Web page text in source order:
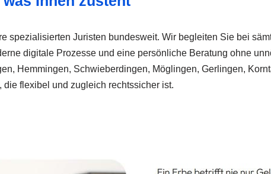
spezialisierten Juristen bundesweit. Wir begleiten Sie bei
digitale Prozesse und eine persönliche Beratung ohne
Hemmingen, Schwieberdingen, Möglingen, Gerlingen,
flexibel und zugleich rechtssicher ist.